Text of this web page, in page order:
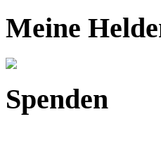
Meine
Spenden